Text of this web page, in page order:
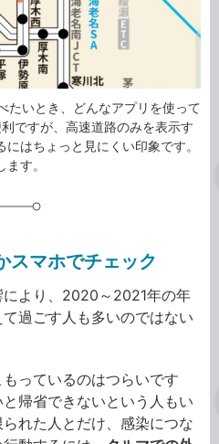
たいとき、どんなアプリを使って
ですが、高速道路のみを表示す
はちょっと見にくい印象です。
す。
スマホでチェック
より、2020～2021年の年
過ごす人も多いのではない
っているのはつらいです
帰省できないという人もい
れた人とだけ、感染につな